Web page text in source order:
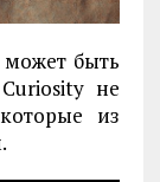
может быть
не
из